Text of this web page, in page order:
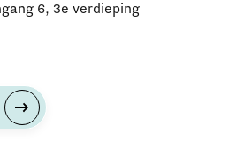
6, 3e verdieping